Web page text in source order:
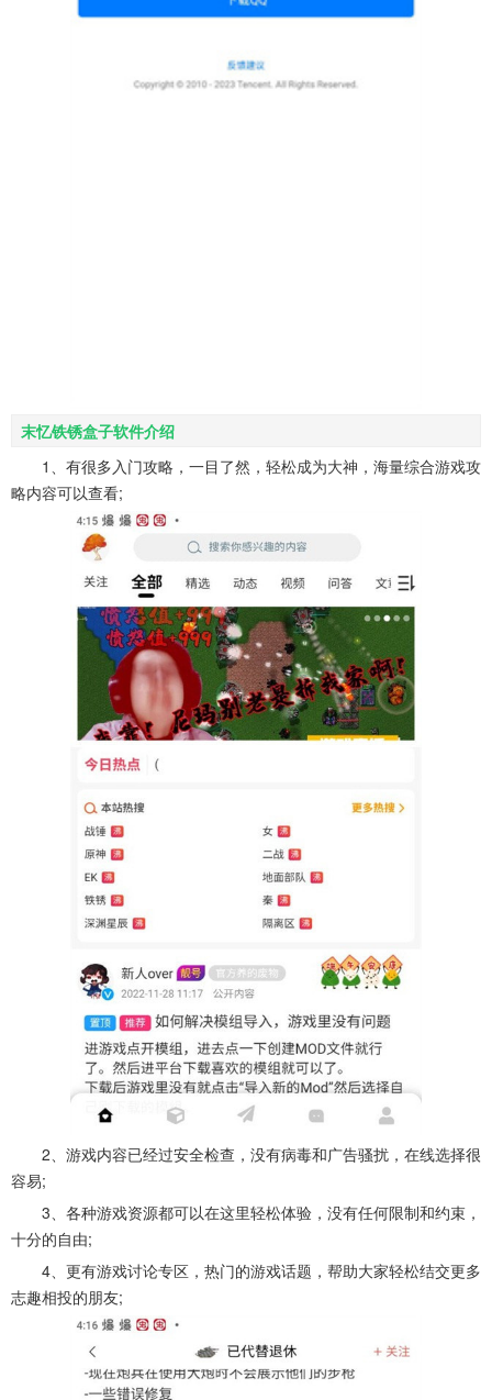
末忆铁锈盒子软件介绍
1、有很多入门攻略，一目了然，轻松成为大神，海量综合游戏攻
略内容可以查看;
2、游戏内容已经过安全检查，没有病毒和广告骚扰，在线选择很
容易;
3、各种游戏资源都可以在这里轻松体验，没有任何限制和约束，
十分的自由;
4、更有游戏讨论专区，热门的游戏话题，帮助大家轻松结交更多
志趣相投的朋友;